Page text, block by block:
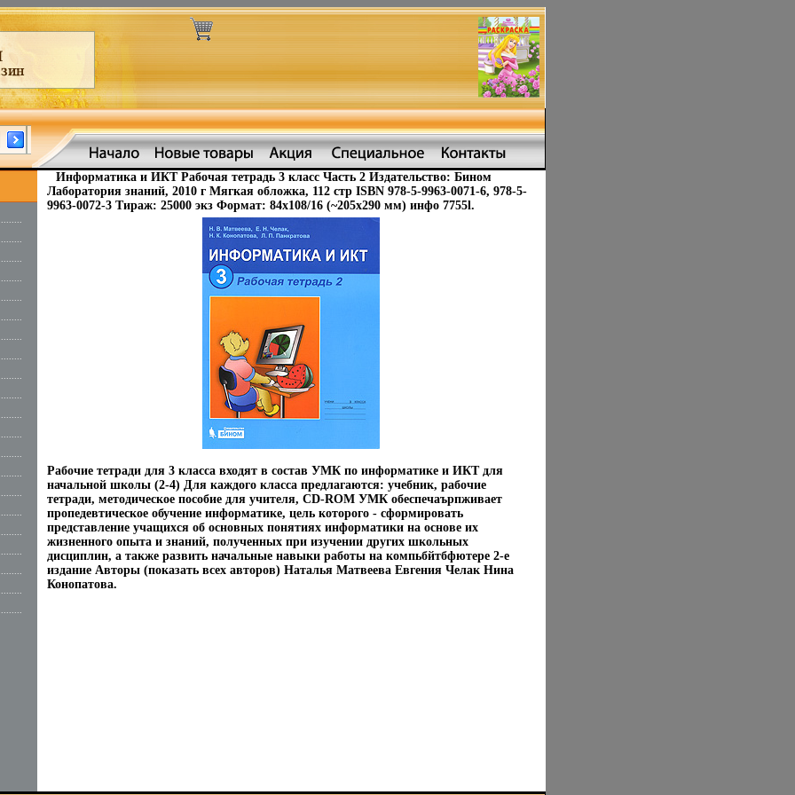
Информатика и ИКТ Рабочая тетрадь 3 класс Часть 2 Издательство: Бином
Лаборатория знаний, 2010 г Мягкая обложка, 112 стр ISBN 978-5-9963-0071-6, 978-5-
9963-0072-3 Тираж: 25000 экз Формат: 84x108/16 (~205х290 мм) инфо 7755l.
Рабочие тетради для 3 класса входят в состав УМК по информатике и ИКТ для
начальной школы (2-4) Для каждого класса предлагаются: учебник, рабочие
тетради, методическое пособие для учителя, CD-ROM УМК обеспечаърпживает
пропедевтическое обучение информатике, цель которого - сформировать
представление учащихся об основных понятиях информатики на основе их
жизненного опыта и знаний, полученных при изучении других школьных
дисциплин, а также развить начальные навыки работы на компьбйтбфютере 2-е
издание Авторы (показать всех авторов) Наталья Матвеева Евгения Челак Нина
Конопатова.